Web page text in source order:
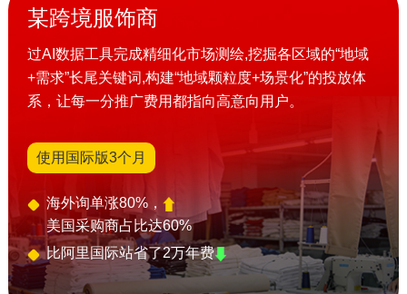
某跨境服饰商
过AI数据工具完成精细化市场测绘,挖掘各区域的“地域
+需求”长尾关键词,构建“地域颗粒度+场景化”的投放体
系，让每一分推广费用都指向高意向用户。
使用国际版3个月
海外询单涨80%，
美国采购商占比达60%
比阿里国际站省了2万年费